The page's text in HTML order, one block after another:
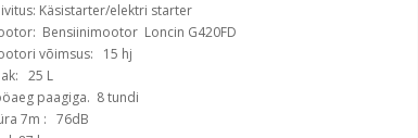
Käsistarter/elektri starter
Bensiinimootor Loncin G420FD
võimsus: 15 hj
25 L
paagiga. 8 tundi
7m : 76dB